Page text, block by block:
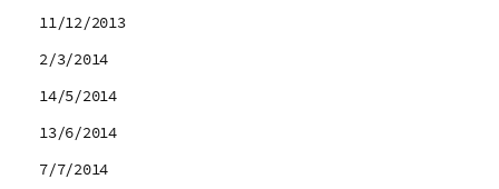
11/12/2013
2/3/2014
14/5/2014
13/6/2014
7/7/2014